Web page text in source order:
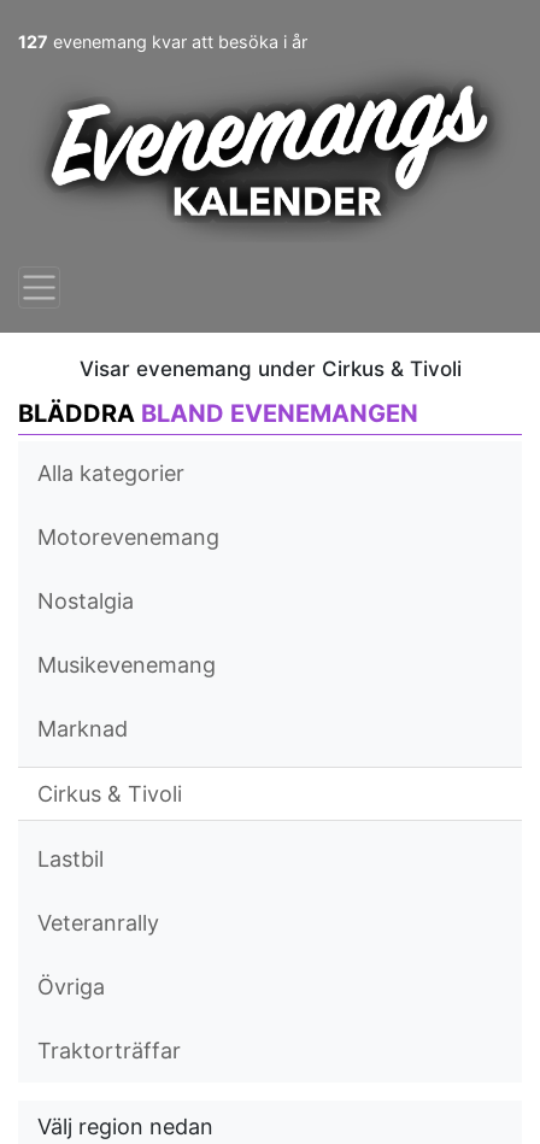
127 evenemang kvar att besöka i år
Visar evenemang under Cirkus & Tivoli
BLÄDDRA BLAND EVENEMANGEN
Alla kategorier
Motorevenemang
Nostalgia
Musikevenemang
Marknad
Cirkus & Tivoli
Lastbil
Veteranrally
Övriga
Traktorträffar
Välj region nedan